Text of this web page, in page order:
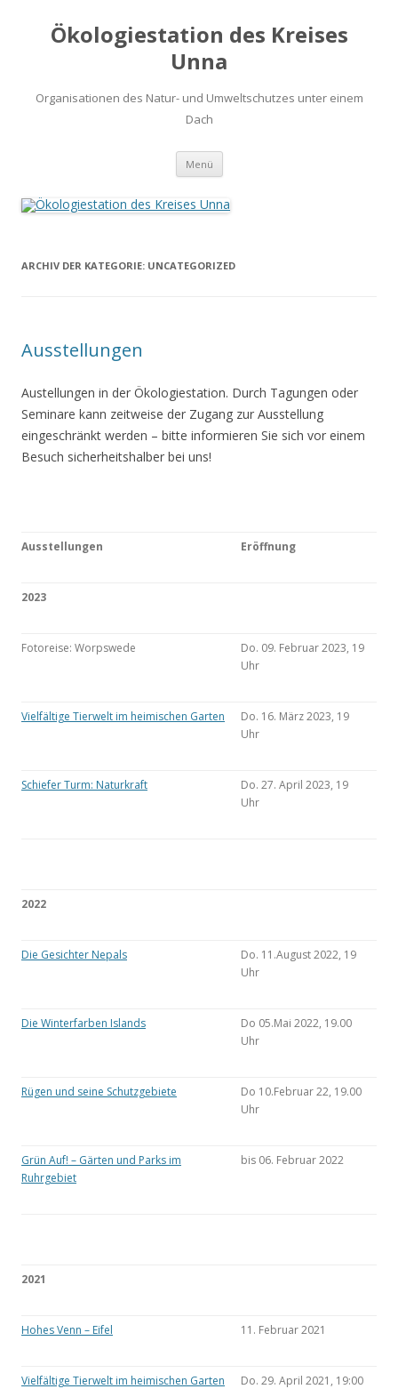
Ökologiestation des Kreises
Unna
Organisationen des Natur- und Umweltschutzes unter einem
Dach
Menü Zum
springen
ARCHIV DER KATEGORIE: UNCATEGORIZED
Ausstellungen
Austellungen in der Ökologiestation. Durch Tagungen oder
Seminare kann zeitweise der Zugang zur Ausstellung
eingeschränkt werden – bitte informieren Sie sich vor einem
Besuch sicherheitshalber bei uns!
Ausstellungen Eröffnung
2023
Fotoreise: Worpswede
Do. 09. Februar 2023, 19
Uhr
Vielfältige Tierwelt im heimischen Garten
Do. 16. März 2023, 19
Uhr
Schiefer Turm: Naturkraft
Do. 27. April 2023, 19
Uhr
2022
Die Gesichter Nepals
Do. 11.August 2022, 19
Uhr
Die Winterfarben Islands
Do 05.Mai 2022, 19.00
Uhr
Rügen und seine Schutzgebiete
Do 10.Februar 22, 19.00
Uhr
Grün Auf! – Gärten und Parks im
Ruhrgebiet
bis 06. Februar 2022
2021
Hohes Venn – Eifel 11. Februar 2021
Vielfältige Tierwelt im heimischen Garten
Do. 29. April 2021, 19:00